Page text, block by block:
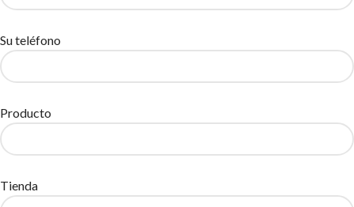
Su teléfono
Producto
Tienda